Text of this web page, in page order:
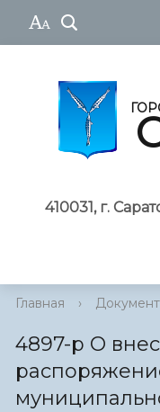
410031, г.
Главная ›
4897-р О